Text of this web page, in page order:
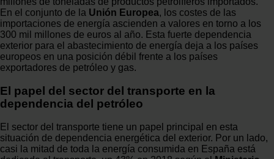
En el conjunto de la Unión Europea, los costes de las
importaciones de energía ascienden a valores en torno a los
300 mil millones de euros al año. Esta fuerte dependencia
exterior para el abastecimiento de energía deja a los países
europeos en una posición débil frente a los países
exportadores de petróleo y gas.
El papel del sector del transporte en la
dependencia del petróleo
El sector del transporte tiene un papel principal en esta
situación de dependencia energética del exterior. Por un lado,
casi la mitad de toda la energía consumida en España está